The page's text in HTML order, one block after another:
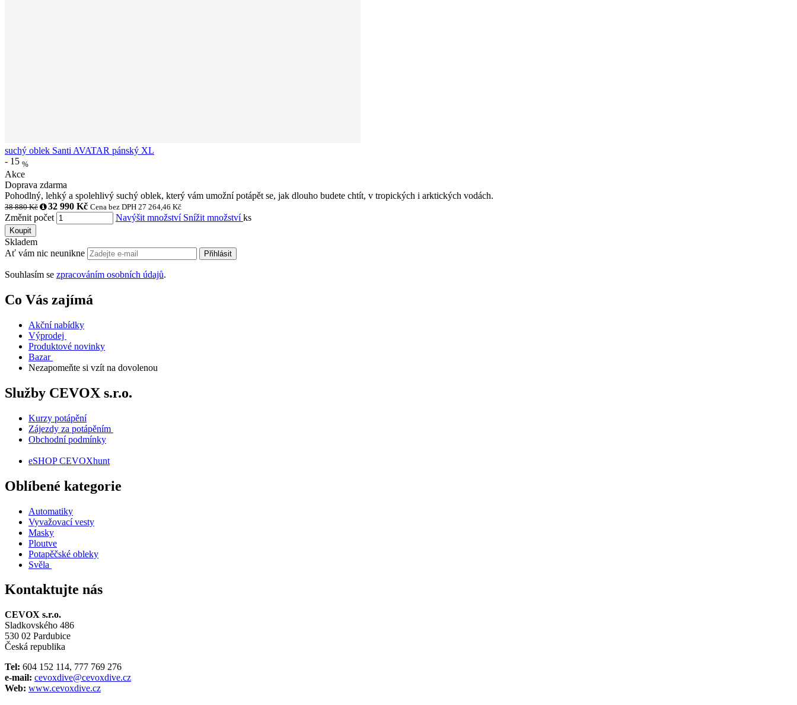
suchý oblek Santi AVATAR pánský XL
- 15 %
Akce
Doprava zdarma
Pohodlný, lehký a spolehlivý suchý oblek, který vám umožní potápět se, jak dlouho budete chtít, v tropických i arktických vodách.
38 880 Kč 32 990 Kč Cena bez DPH 27 264,46 Kč
Změnit počet Navýšit množství Snížit množstvíks
Koupit
Skladem
Ať vám nic neunikne
Přihlásit
Souhlasím se zpracováním osobních údajů.
Co Vás zajímá
Akční nabídky
Výprodej
Produktové novinky
Bazar
Nezapomeňte si vzít na dovolenou
Služby CEVOX s.r.o.
Kurzy potápění
Zájezdy za potápěním
Obchodní podmínky
eSHOP CEVOXhunt
Oblíbené kategorie
Automatiky
Vyvažovací vesty
Masky
Ploutve
Potapěčské obleky
Svěla
Kontaktujte nás
CEVOX s.r.o.
Sladkovského 486
530 02 Pardubice
Česká republika
Tel: 604 152 114, 777 769 276
e-mail: cevoxdive@cevoxdive.cz
Web: www.cevoxdive.cz